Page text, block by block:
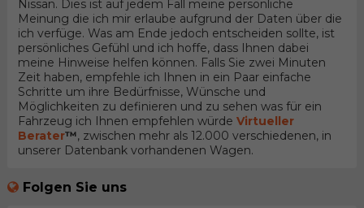
Nissan. Dies ist auf jedem Fall meine persönliche
Meinung die ich mir erlaube aufgrund der Daten über die
ich verfüge. Was am Ende jedoch entscheiden sollte, ist
persönliches Gefühl und ich hoffe, dass Ihnen dabei
meine Hinweise helfen können. Falls Sie zwei Minuten
Zeit haben, empfehle ich Ihnen in ein Paar einfache
Schritte um ihre Bedürfnisse, Wünsche und
Möglichkeiten zu definieren und zu sehen was für ein
Fahrzeug ich Ihnen empfehlen würde Virtueller
Berater™, zwischen mehr als 12.000 verschiedenen, in
unserer Datenbank vorhandenen Wagen.
Folgen Sie uns